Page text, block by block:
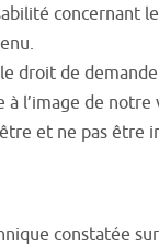
concernant
droit de
l’image de notre
et ne pas être
constatée